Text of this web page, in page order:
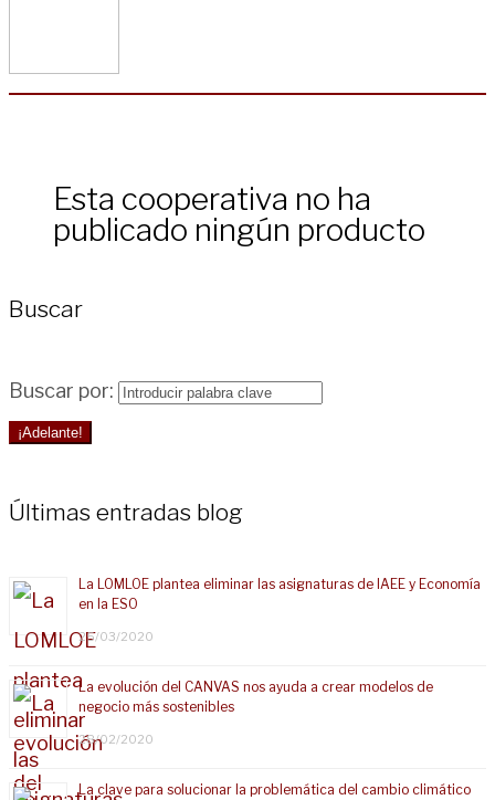
Esta cooperativa no ha
publicado ningún producto
Buscar
Buscar por:
¡Adelante!
Últimas entradas blog
La LOMLOE plantea eliminar las asignaturas de IAEE y Economía
en la ESO
25/03/2020
La evolución del CANVAS nos ayuda a crear modelos de
negocio más sostenibles
28/02/2020
La clave para solucionar la problemática del cambio climático